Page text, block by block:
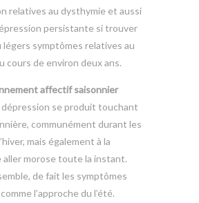
relatives au dysthymie et aussi
persistante si trouver
symptômes relatives au
cours de environ deux ans.
affectif saisonnier
se produit touchant
communément durant les
mais également à la
aller morose toute la instant.
de fait les symptômes
l’approche du l’été.